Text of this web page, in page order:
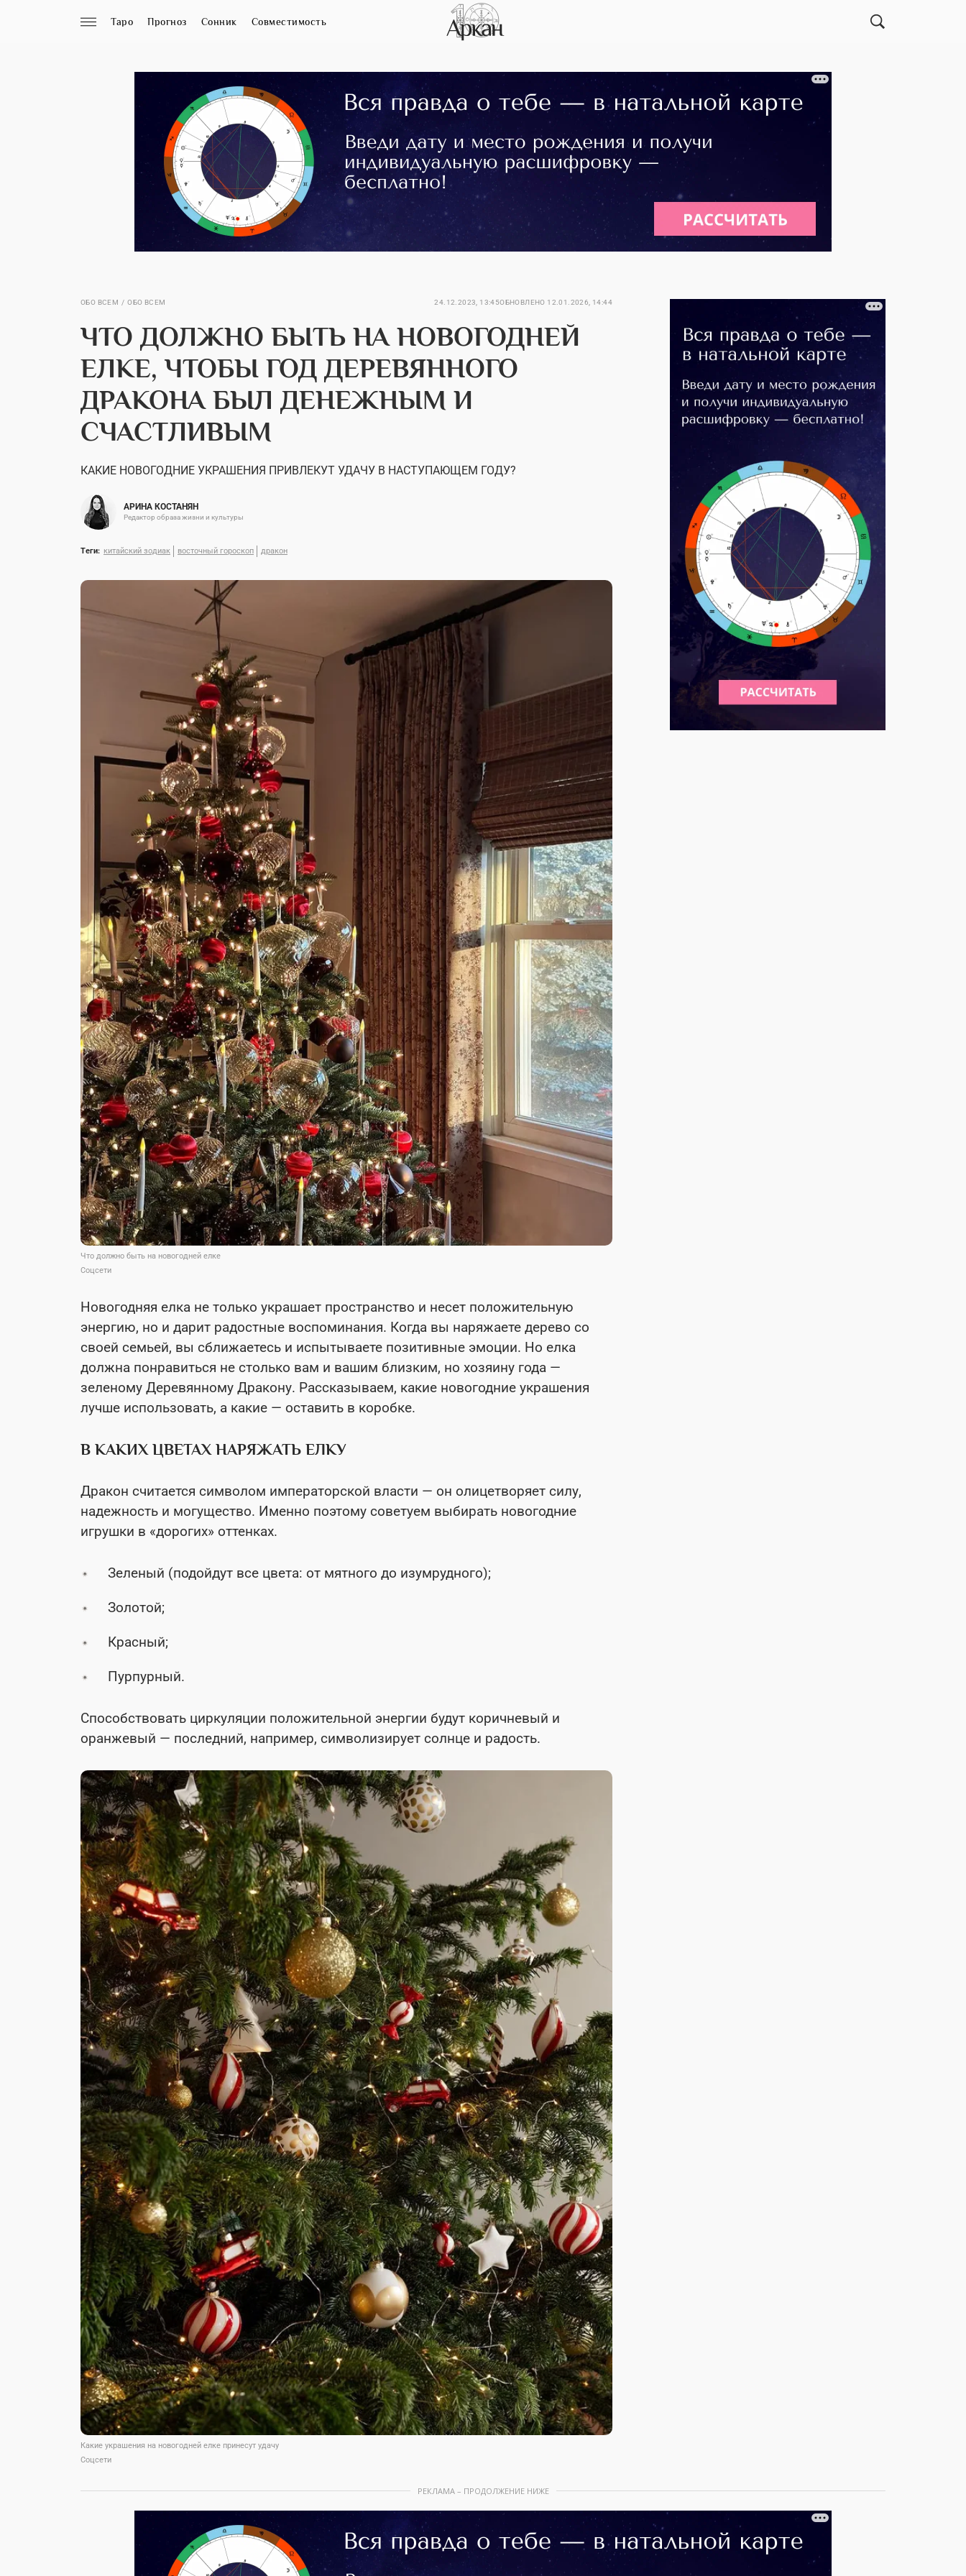
Таро Прогноз Сонник Совместимость
ОБО ВСЕМ ОБО ВСЕМ 24.12.2023, 13:45ОБНОВЛЕНО 12.01.2026, 14:44
ЧТО ДОЛЖНО БЫТЬ НА НОВОГОДНЕЙ
ЕЛКЕ, ЧТОБЫ ГОД ДЕРЕВЯННОГО
ДРАКОНА БЫЛ ДЕНЕЖНЫМ И
СЧАСТЛИВЫМ
КАКИЕ НОВОГОДНИЕ УКРАШЕНИЯ ПРИВЛЕКУТ УДАЧУ В НАСТУПАЮЩЕМ ГОДУ?
АРИНА КОСТАНЯН
Редактор образа жизни и культуры
Теги: китайский зодиак восточный гороскоп дракон
Что должно быть на новогодней елке
Соцсети
Новогодняя елка не только украшает пространство и несет положительную
энергию, но и дарит радостные воспоминания. Когда вы наряжаете дерево со
своей семьей, вы сближаетесь и испытываете позитивные эмоции. Но елка
должна понравиться не столько вам и вашим близким, но хозяину года —
зеленому Деревянному Дракону. Рассказываем, какие новогодние украшения
лучше использовать, а какие — оставить в коробке.
В КАКИХ ЦВЕТАХ НАРЯЖАТЬ ЕЛКУ
Дракон считается символом императорской власти — он олицетворяет силу,
надежность и могущество. Именно поэтому советуем выбирать новогодние
игрушки в «дорогих» оттенках.
Зеленый (подойдут все цвета: от мятного до изумрудного);
Золотой;
Красный;
Пурпурный.
Способствовать циркуляции положительной энергии будут коричневый и
оранжевый — последний, например, символизирует солнце и радость.
Какие украшения на новогодней елке принесут удачу
Соцсети
РЕКЛАМА – ПРОДОЛЖЕНИЕ НИЖЕ